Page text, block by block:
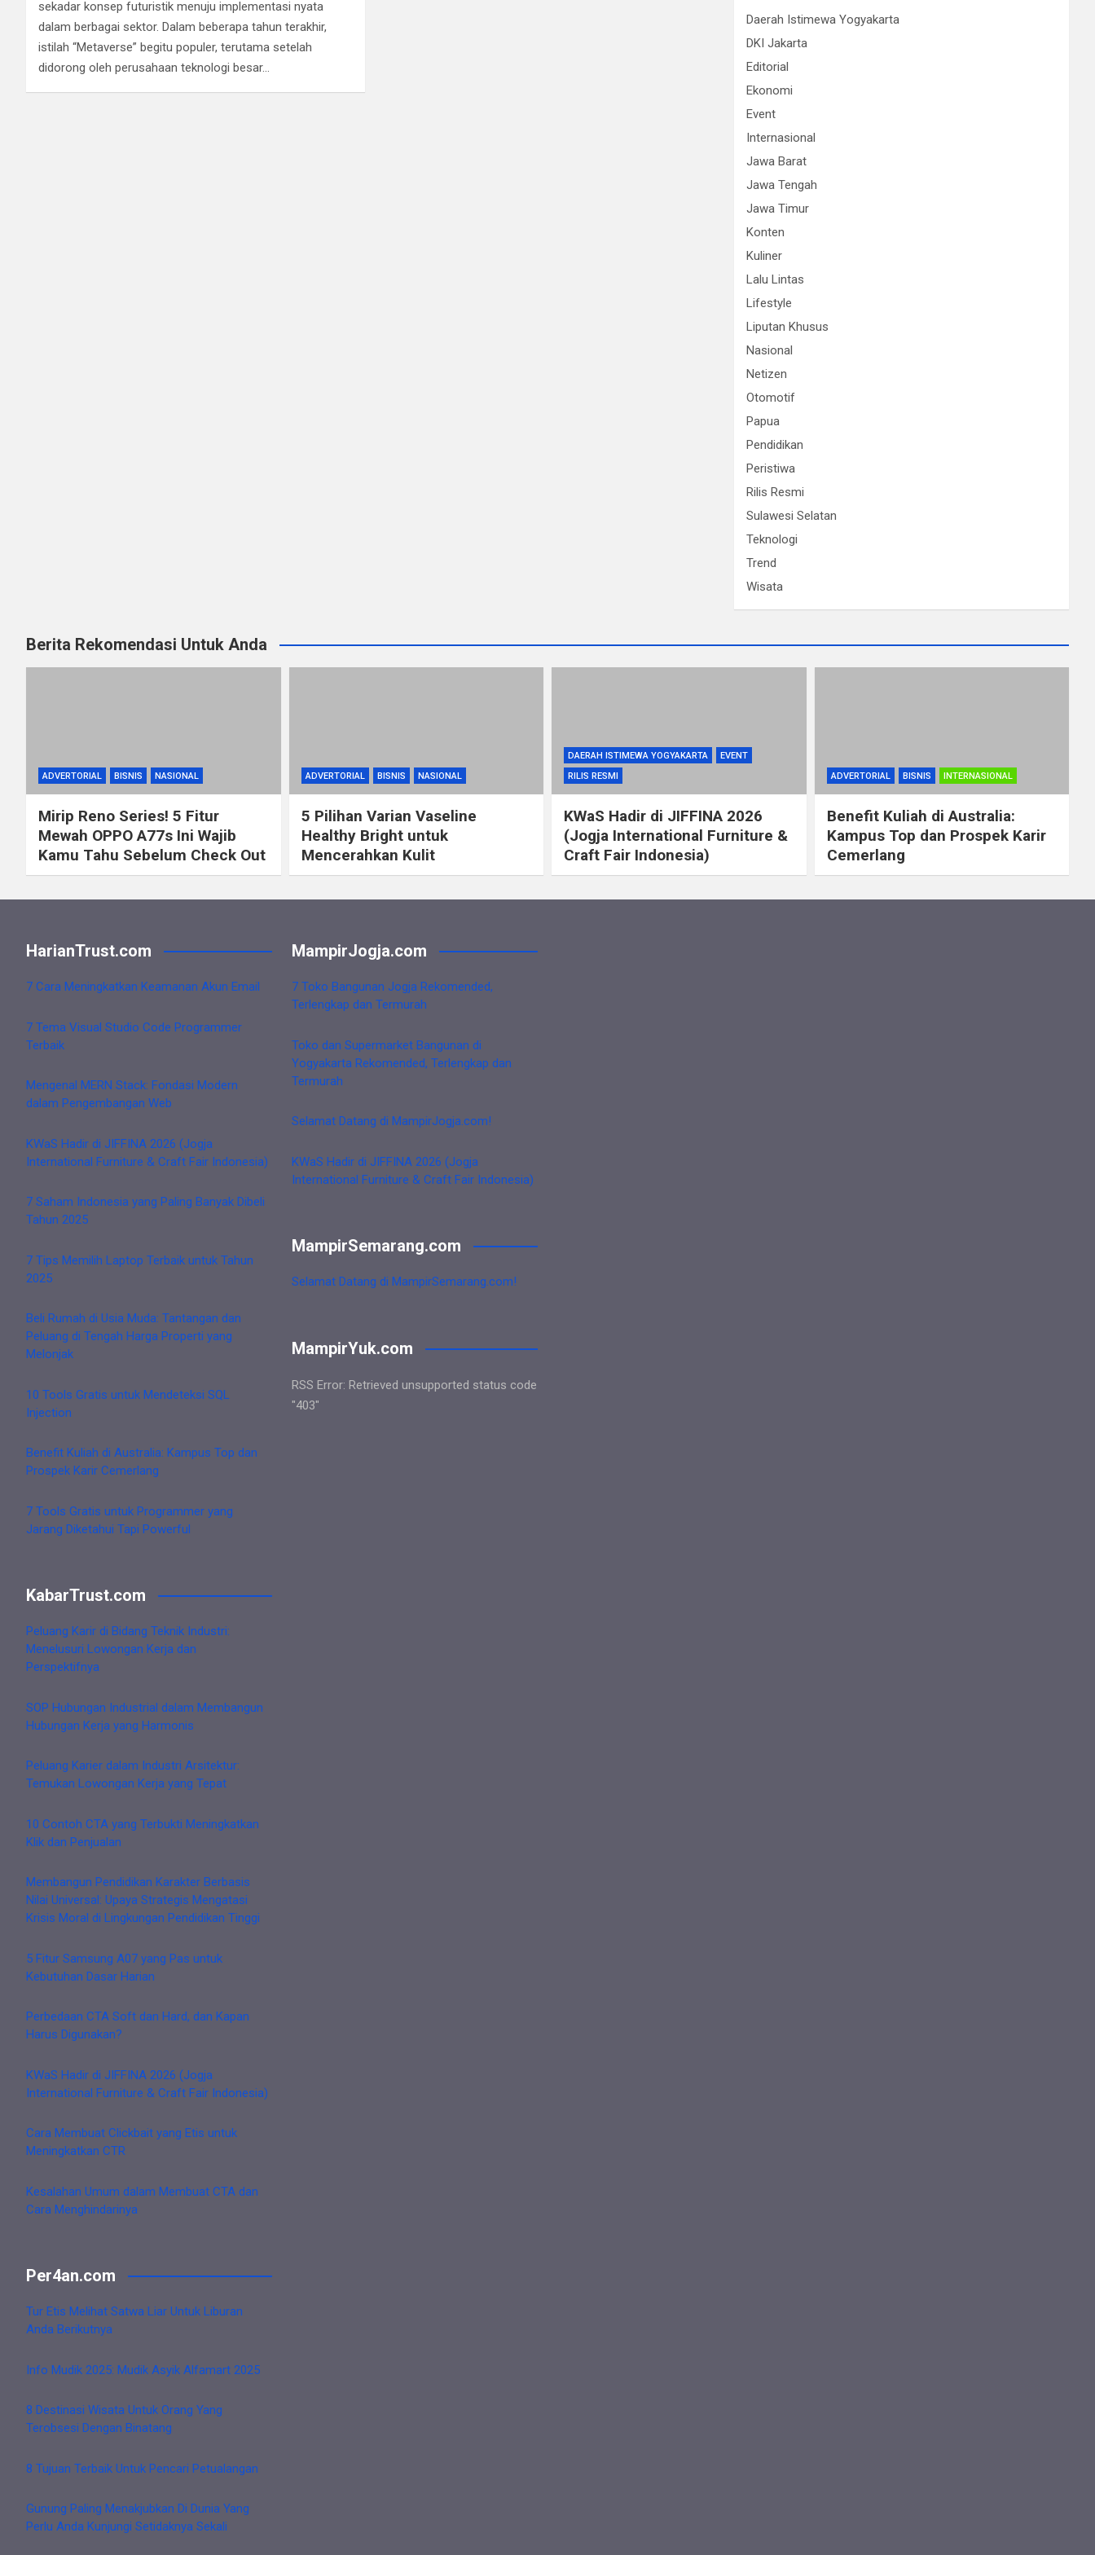
sekadar konsep futuristik menuju implementasi nyata
dalam berbagai sektor. Dalam beberapa tahun terakhir,
istilah “Metaverse” begitu populer, terutama setelah
didorong oleh perusahaan teknologi besar…
Daerah Istimewa Yogyakarta
DKI Jakarta
Editorial
Ekonomi
Event
Internasional
Jawa Barat
Jawa Tengah
Jawa Timur
Konten
Kuliner
Lalu Lintas
Lifestyle
Liputan Khusus
Nasional
Netizen
Otomotif
Papua
Pendidikan
Peristiwa
Rilis Resmi
Sulawesi Selatan
Teknologi
Trend
Wisata
Berita Rekomendasi Untuk Anda
ADVERTORIAL BISNIS NASIONAL
Mirip Reno Series! 5 Fitur
Mewah OPPO A77s Ini Wajib
Kamu Tahu Sebelum Check Out
ADVERTORIAL BISNIS NASIONAL
5 Pilihan Varian Vaseline
Healthy Bright untuk
Mencerahkan Kulit
DAERAH ISTIMEWA YOGYAKARTA
EVENT
RILIS RESMI
KWaS Hadir di JIFFINA 2026
(Jogja International Furniture &
Craft Fair Indonesia)
ADVERTORIAL BISNIS INTERNASIONAL
Benefit Kuliah di Australia:
Kampus Top dan Prospek Karir
Cemerlang
HarianTrust.com
7 Cara Meningkatkan Keamanan Akun Email
7 Tema Visual Studio Code Programmer
Terbaik
Mengenal MERN Stack: Fondasi Modern
dalam Pengembangan Web
KWaS Hadir di JIFFINA 2026 (Jogja
International Furniture & Craft Fair Indonesia)
7 Saham Indonesia yang Paling Banyak Dibeli
Tahun 2025
7 Tips Memilih Laptop Terbaik untuk Tahun
2025
Beli Rumah di Usia Muda: Tantangan dan
Peluang di Tengah Harga Properti yang
Melonjak
10 Tools Gratis untuk Mendeteksi SQL
Injection
Benefit Kuliah di Australia: Kampus Top dan
Prospek Karir Cemerlang
7 Tools Gratis untuk Programmer yang
Jarang Diketahui Tapi Powerful
KabarTrust.com
Peluang Karir di Bidang Teknik Industri:
Menelusuri Lowongan Kerja dan
Perspektifnya
SOP Hubungan Industrial dalam Membangun
Hubungan Kerja yang Harmonis
Peluang Karier dalam Industri Arsitektur:
Temukan Lowongan Kerja yang Tepat
10 Contoh CTA yang Terbukti Meningkatkan
Klik dan Penjualan
Membangun Pendidikan Karakter Berbasis
Nilai Universal: Upaya Strategis Mengatasi
Krisis Moral di Lingkungan Pendidikan Tinggi
5 Fitur Samsung A07 yang Pas untuk
Kebutuhan Dasar Harian
Perbedaan CTA Soft dan Hard, dan Kapan
Harus Digunakan?
KWaS Hadir di JIFFINA 2026 (Jogja
International Furniture & Craft Fair Indonesia)
Cara Membuat Clickbait yang Etis untuk
Meningkatkan CTR
Kesalahan Umum dalam Membuat CTA dan
Cara Menghindarinya
Per4an.com
Tur Etis Melihat Satwa Liar Untuk Liburan
Anda Berikutnya
Info Mudik 2025: Mudik Asyik Alfamart 2025
8 Destinasi Wisata Untuk Orang Yang
Terobsesi Dengan Binatang
8 Tujuan Terbaik Untuk Pencari Petualangan
Gunung Paling Menakjubkan Di Dunia Yang
Perlu Anda Kunjungi Setidaknya Sekali
MampirJogja.com
7 Toko Bangunan Jogja Rekomended,
Terlengkap dan Termurah
Toko dan Supermarket Bangunan di
Yogyakarta Rekomended, Terlengkap dan
Termurah
Selamat Datang di MampirJogja.com!
KWaS Hadir di JIFFINA 2026 (Jogja
International Furniture & Craft Fair Indonesia)
MampirSemarang.com
Selamat Datang di MampirSemarang.com!
MampirYuk.com
RSS Error: Retrieved unsupported status code
"403"